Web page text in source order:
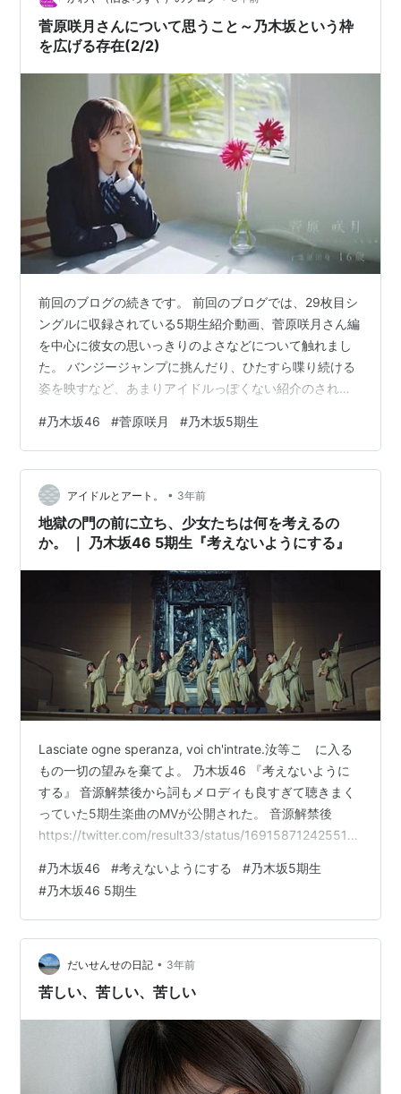
なってきた。 人気メンバー…
菅原咲月さんについて思うこと～乃木坂という枠
を広げる存在(2/2)
前回のブログの続きです。 前回のブログでは、29枚目シ
ングルに収録されている5期生紹介動画、菅原咲月さん編
を中心に彼女の思いっきりのよさなどについて触れまし
た。 バンジージャンプに挑んだり、ひたすら喋り続ける
姿を映すなど、あまりアイドルっぽくない紹介のされ方
いたのではないかと想像しました。 それで、もしかし
て、今までの乃木坂の枠に嵌まらない存在として期待さ
れているのではないかと妄想を広げました。 今回も妄想
をいっぱいに広げて、あれやこれや書いてみたいと思い
ます。 29枚目シングル収録、5期生紹介動画より 彼女の
親しみやすいキャラに乗じて本ブログ…
#乃木坂46 #菅原咲月 #乃木坂5期生
アイドルとアート。 • 3年前
地獄の門の前に立ち、少女たちは何を考えるの
か。 ｜ 乃木坂46 5期生『考えないようにする』
Lasciate ogne speranza, voi ch'intrate.汝等こゝに入る
もの一切の望みを棄てよ。 乃木坂46 『考えないように
する』 音源解禁後から詞もメロディも良すぎて聴きまく
っていた5期生楽曲のMVが公開された。 音源解禁後
https://twitter.com/result33/status/1691587124255187
s=20https://twitter.com/result33/status/16915871242
55187411?s=20 #考えないようにする は文学だよ
https://t.co/V0Fd6KAeR2 — りざると (@resul…
#乃木坂46 #考えないようにする #乃木坂5期生
#乃木坂46 5期生
だいせんせの日記 • 3年前
苦しい、苦しい、苦しい